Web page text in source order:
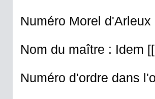
Numéro Morel d'Arleux
Nom du maître : Idem
Numéro d'ordre dans